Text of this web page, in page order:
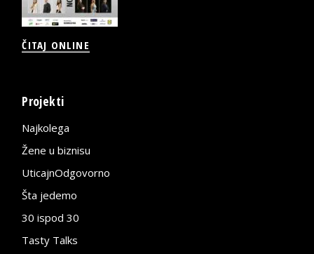
ČITAJ ONLINE
Projekti
Najkolega
Žene u biznisu
UticajnOdgovorno
Šta jedemo
30 ispod 30
Tasty Talks